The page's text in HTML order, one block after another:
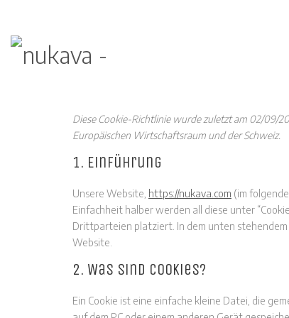
Diese Cookie-Richtlinie wurde zuletzt am 02/09/
Europäischen Wirtschaftsraum und der Schweiz.
1. Einführung
Unsere Website, https://nukava.com (im
Einfachheit halber werden all diese unter
Drittparteien platziert. In dem unten
Website.
2. Was sind Cookies?
Ein Cookie ist eine einfache kleine Datei, die